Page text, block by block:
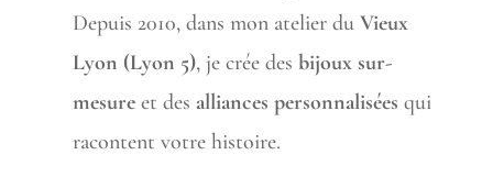
Depuis 2010, dans mon atelier duVieux
Lyon (Lyon 5), je crée desbijoux sur-
mesure et desalliances personnalisées qui
racontent votre histoire.